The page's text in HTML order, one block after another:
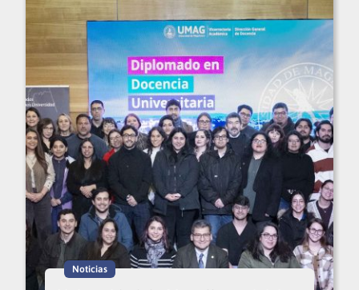
Noticias